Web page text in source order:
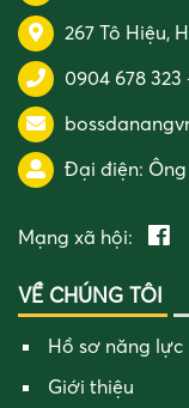
267 Tô Hiệu,
0904 678 323
Đại điện:
Mạng xã hội:
VỀ CHÚNG TÔI
Hồ sơ năng lực
Giới thiệu